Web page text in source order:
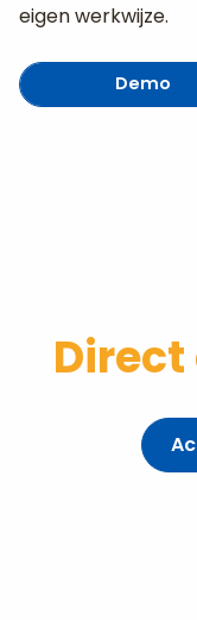
Demo
eigen werkwijze.